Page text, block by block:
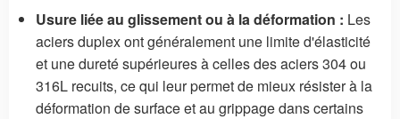
Usure liée au glissement ou à la déformation : Les
aciers duplex ont généralement une limite d'élasticité
et une dureté supérieures à celles des aciers 304 ou
316L recuits, ce qui leur permet de mieux résister à la
déformation de surface et au grippage dans certains